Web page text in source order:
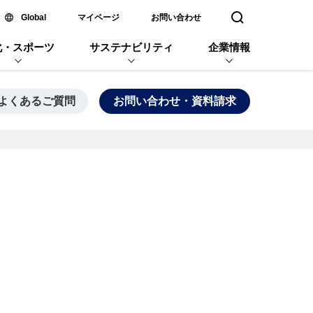
Global新しいウィンドウで開く
マイページ お問い合わせ 検索窓を開く
スポーツ サステナビリティ 企業情報
くあるご質問 お問い合わせ・資料請求